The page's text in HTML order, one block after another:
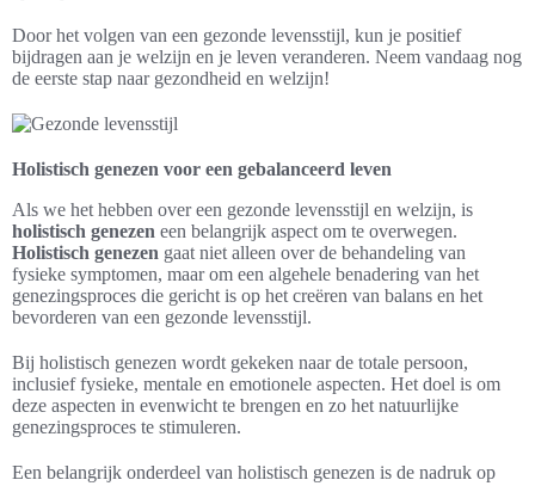
Door het volgen van een gezonde levensstijl, kun je positief
bijdragen aan je welzijn en je leven veranderen. Neem vandaag nog
de eerste stap naar gezondheid en welzijn!
Holistisch genezen voor een gebalanceerd leven
Als we het hebben over een gezonde levensstijl en welzijn, is
holistisch genezen een belangrijk aspect om te overwegen.
Holistisch genezen gaat niet alleen over de behandeling van
fysieke symptomen, maar om een algehele benadering van het
genezingsproces die gericht is op het creëren van balans en het
bevorderen van een gezonde levensstijl.
Bij holistisch genezen wordt gekeken naar de totale persoon,
inclusief fysieke, mentale en emotionele aspecten. Het doel is om
deze aspecten in evenwicht te brengen en zo het natuurlijke
genezingsproces te stimuleren.
Een belangrijk onderdeel van holistisch genezen is de nadruk op